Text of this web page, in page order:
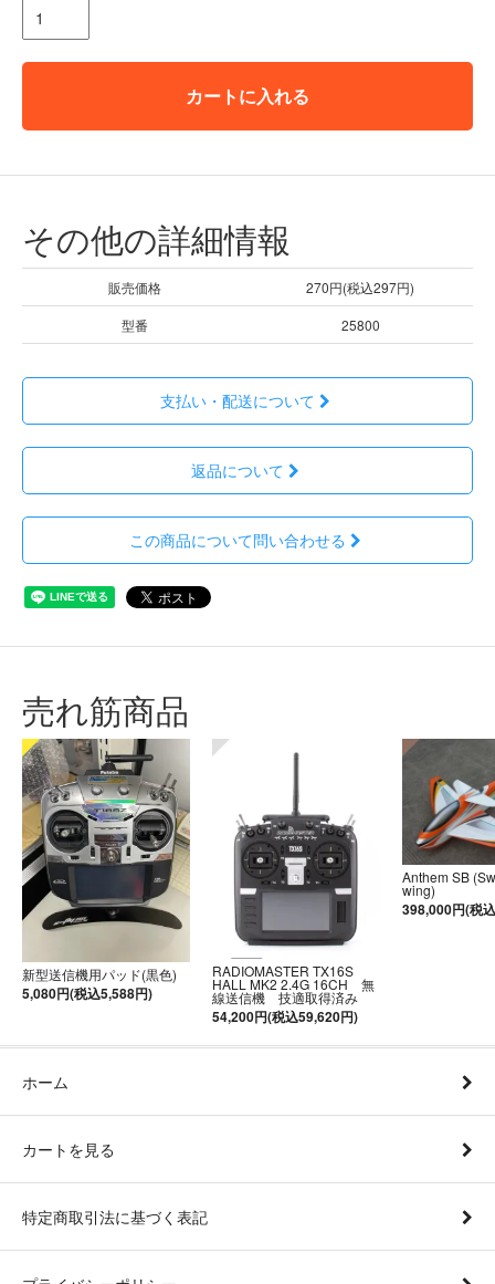
カートに入れる
その他の詳細情報
販売価格
270円(税込297円)
型番
25800
支払い・配送について
返品について
この商品について問い合わせる
売れ筋商品
新型送信機用パッド(黒色)
5,080円(税込5,588円)
RADIOMASTER TX16S
HALL MK2 2.4G 16CH 無
線送信機 技適取得済み
54,200円(税込59,620円)
Anthem SB
wing)
398,000円(税
ホーム
カートを見る
特定商取引法に基づく表記